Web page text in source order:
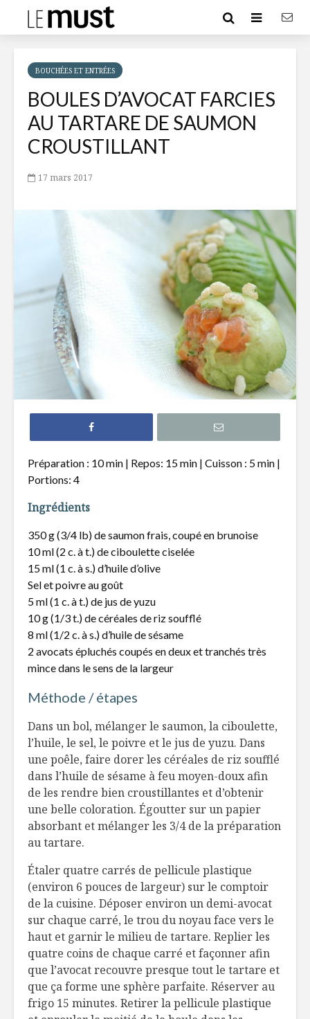
BOUCHÉES ET ENTRÉES
BOULES D’AVOCAT FARCIES
AU TARTARE DE SAUMON
CROUSTILLANT
17 mars 2017
Préparation : 10 min | Repos: 15 min | Cuisson : 5 min |
Portions: 4
Ingrédients
350 g (3/4 lb) de saumon frais, coupé en brunoise
10 ml (2 c. à t.) de ciboulette ciselée
15 ml (1 c. à s.) d’huile d’olive
Sel et poivre au goût
5 ml (1 c. à t.) de jus de yuzu
10 g (1/3 t.) de céréales de riz soufflé
8 ml (1/2 c. à s.) d’huile de sésame
2 avocats épluchés coupés en deux et tranchés très
mince dans le sens de la largeur
Méthode / étapes
Dans un bol, mélanger le saumon, la ciboulette,
l’huile, le sel, le poivre et le jus de yuzu. Dans
une poêle, faire dorer les céréales de riz soufflé
dans l’huile de sésame à feu moyen-doux afin
de les rendre bien croustillantes et d’obtenir
une belle coloration. Égoutter sur un papier
absorbant et mélanger les 3/4 de la préparation
au tartare.
Étaler quatre carrés de pellicule plastique
(environ 6 pouces de largeur) sur le comptoir
de la cuisine. Déposer environ un demi-avocat
sur chaque carré, le trou du noyau face vers le
haut et garnir le milieu de tartare. Replier les
quatre coins de chaque carré et façonner afin
que l’avocat recouvre presque tout le tartare et
que ça forme une sphère parfaite. Réserver au
frigo 15 minutes. Retirer la pellicule plastique
pois chiches, sauce
cheddar fort
Roulade de
saumon fumé,
Mijoté
pâtes
asperges
beurre
Salade de
Potage
À l’épicerie avec
une nutritionniste
Toujours
disponibles en
dessert
Salade de